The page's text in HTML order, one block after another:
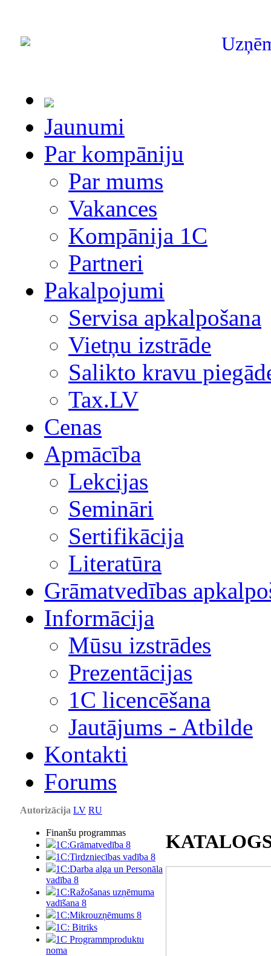
Jaunumi
Par kompāniju
Par mums
Vakances
Kompānija 1С
Partneri
Pakalpojumi
Servisa apkalpošana
Vietņu izstrāde
Salikto kravu
Tax.LV
Cenas
Apmācība
Lekcijas
Semināri
Sertifikācija
Literatūra
Grāmatvedības
Informācija
Mūsu izstrādes
Prezentācijas
1С licencēšana
Jautājums - Atbilde
Kontakti
Forums
Autorizācija LV RU
Finanšu programmas
1C:Grāmatvedība 8
1C:Tirdzniecības vadība 8
1C:Darba alga un Personāla
vadība 8
1C:Ražošanas uzņēmuma
vadīšana 8
1С:Мikrouzņēmums 8
1C: Bitriks
1C Programmproduktu
noma